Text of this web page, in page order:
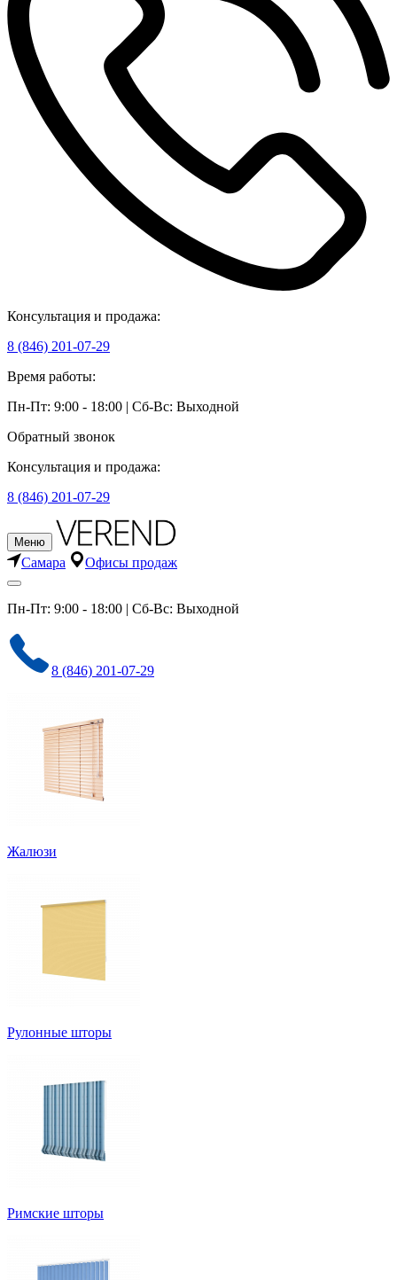
Консультация и продажа:
8 (846) 201-07-29
Время работы:
Пн-Пт: 9:00 - 18:00 | Сб-Вс: Выходной
Обратный звонок
Консультация и продажа:
8 (846) 201-07-29
Меню
Самара Офисы продаж
Пн-Пт: 9:00 - 18:00 | Сб-Вс: Выходной
8 (846) 201-07-29
Жалюзи
Рулонные шторы
Римские шторы